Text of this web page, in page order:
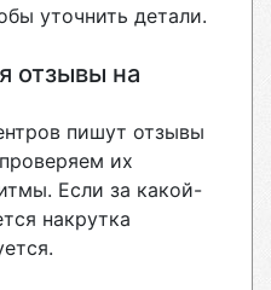
уточнить детали.
отзывы на
пишут отзывы
их
Если за какой-
накрутка